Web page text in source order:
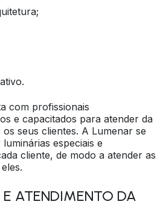
com profissionais
e capacitados para atender da
seus clientes. A Lumenar se
especiais e
cliente, de modo a atender as
ATENDIMENTO DA